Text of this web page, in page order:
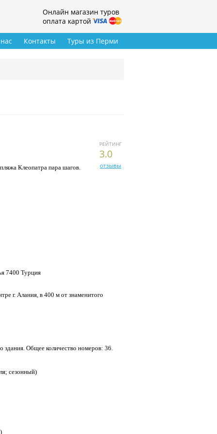
Онлайн магазин туров
оплата картой
Туры из Перми
Контакты
РЕЙТИНГ
3.0
отзывы
Клеопатра пара шагов.
7400 Турция
г. Алания, в 400 м от знаменитого
здания. Общее количество номеров: 36.
сезонный)